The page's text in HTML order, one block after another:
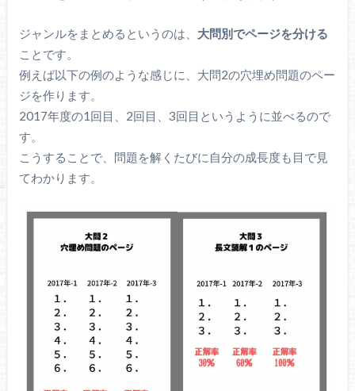
ジャンルをまとめるというのは、 大問別でページを分ける
ことです。
例えば以下の例のような感じに、大問2の穴埋め問題のペー
ジを作ります。
2017年度の1回目、2回目、3回目というように並べるので
す。
こうすることで、問題を解くたびに自分の成長度も目で見
てわかります。